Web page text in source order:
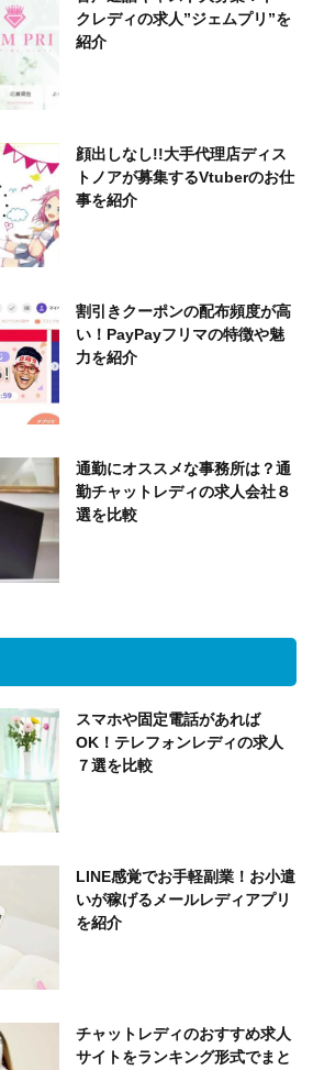
クレディの求人”ジェムプリ”を
紹介
顔出しなし!!大手代理店ディス
トノアが募集するVtuberのお仕
事を紹介
割引きクーポンの配布頻度が高
い！PayPayフリマの特徴や魅
力を紹介
通勤にオススメな事務所は？通
勤チャットレディの求人会社８
選を比較
スマホや固定電話があれば
OK！テレフォンレディの求人
７選を比較
LINE感覚でお手軽副業！お小遣
いが稼げるメールレディアプリ
を紹介
チャットレディのおすすめ求人
サイトをランキング形式でまと